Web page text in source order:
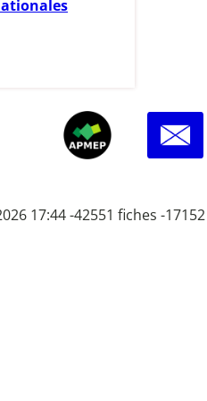
17:44 -42551 fiches -